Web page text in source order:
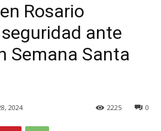
Rosario
ante
Semana Santa
2024 0
2225